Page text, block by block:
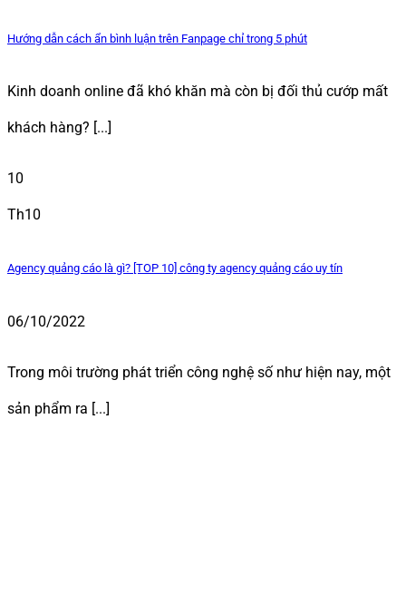
Hướng dẫn cách ẩn bình luận trên Fanpage chỉ trong 5 phút
Kinh doanh online đã khó khăn mà còn bị đối thủ cướp mất
khách hàng? [...]
10
Th10
Agency quảng cáo là gì? [TOP 10] công ty agency quảng cáo uy tín
06/10/2022
Trong môi trường phát triển công nghệ số như hiện nay, một
sản phẩm ra [...]